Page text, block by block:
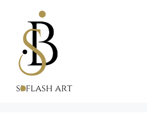
content